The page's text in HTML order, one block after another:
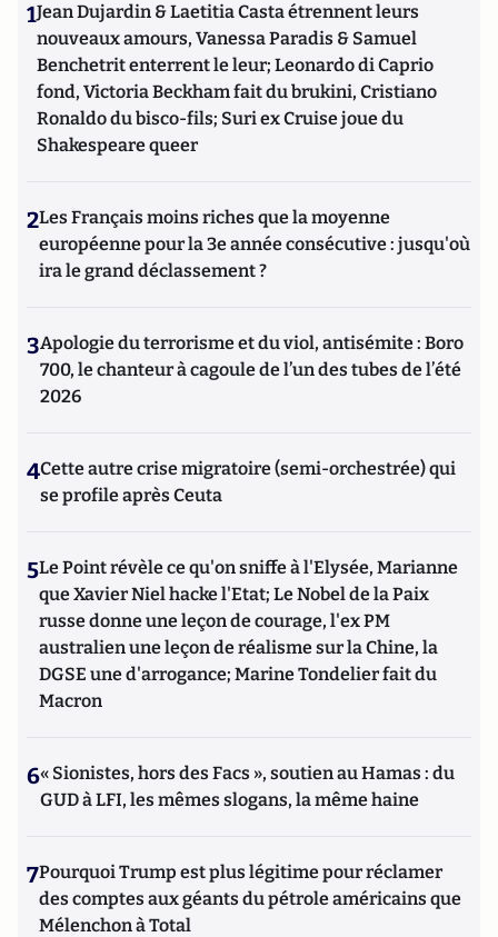
1Jean Dujardin & Laetitia Casta étrennent leurs
nouveaux amours, Vanessa Paradis & Samuel
Benchetrit enterrent le leur; Leonardo di Caprio
fond, Victoria Beckham fait du brukini, Cristiano
Ronaldo du bisco-fils; Suri ex Cruise joue du
Shakespeare queer
2Les Français moins riches que la moyenne
européenne pour la 3e année consécutive : jusqu'où
ira le grand déclassement ?
3Apologie du terrorisme et du viol, antisémite : Boro
700, le chanteur à cagoule de l’un des tubes de l’été
2026
4Cette autre crise migratoire (semi-orchestrée) qui
se profile après Ceuta
5Le Point révèle ce qu'on sniffe à l'Elysée, Marianne
que Xavier Niel hacke l'Etat; Le Nobel de la Paix
russe donne une leçon de courage, l'ex PM
australien une leçon de réalisme sur la Chine, la
DGSE une d'arrogance; Marine Tondelier fait du
Macron
6« Sionistes, hors des Facs », soutien au Hamas : du
GUD à LFI, les mêmes slogans, la même haine
7Pourquoi Trump est plus légitime pour réclamer
des comptes aux géants du pétrole américains que
Mélenchon à Total